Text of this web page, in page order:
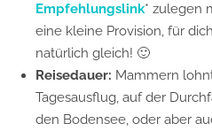
Empfehlungslink* zulegen
eine kleine Provision, für
natürlich gleich! 🙂
Reisedauer: Mammern
Tagesausflug, auf der
den Bodensee, oder aber